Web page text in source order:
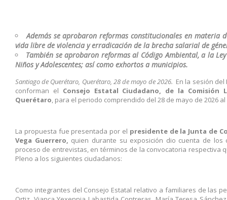
Además se aprobaron reformas constitucionales en materia
vida libre de violencia y erradicación de la brecha salarial de
También se aprobaron reformas al Código Ambiental, a la
Niños y Adolescentes; así como exhortos a municipios.
Santiago de Querétaro, Querétaro, 28 de mayo de 2026. En la sesión
conforman el Consejo Estatal Ciudadano, de la
Querétaro, para el periodo comprendido del 28 de mayo de 2026 al
La propuesta fue presentada por el presidente de la Junta de
Vega Guerrero, quien durante su exposición dio cuenta de
proceso de entrevistas, en términos de la convocatoria respectiva
Pleno a los siguientes ciudadanos:
Como integrantes del Consejo Estatal relativo a familiares de las